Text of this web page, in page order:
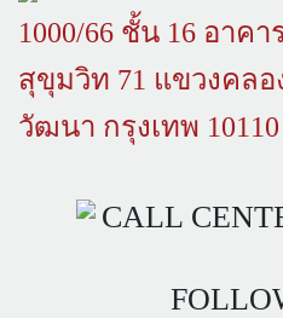
1000/66 ชั้น 16 อาค
สุขุมวิท 71 แขวงคลอ
วัฒนา กรุงเทพ 10110
CALL